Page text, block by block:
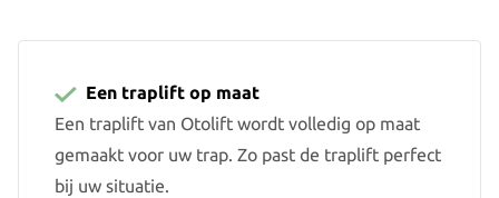
Een traplift op maat
Een traplift van Otolift wordt volledig op maat
gemaakt voor uw trap. Zo past de traplift perfect
bij uw situatie.